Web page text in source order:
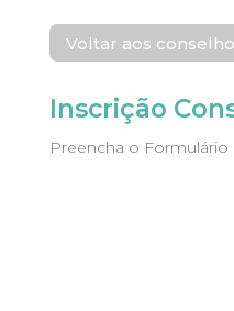
Voltar aos
Inscrição
Preencha o Formulário